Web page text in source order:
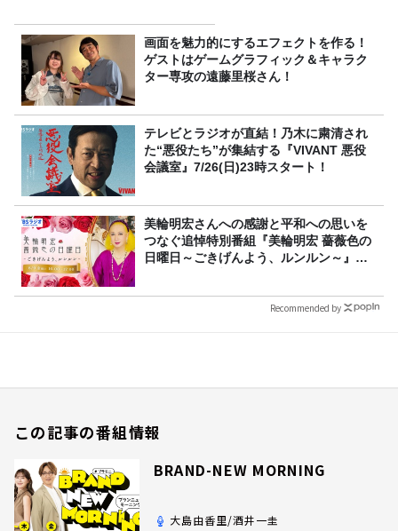
画面を魅力的にするエフェクトを作る！
ゲストはゲームグラフィック＆キャラク
ター専攻の遠藤里桜さん！
テレビとラジオが直結！乃木に粛清され
た“悪役たち”が集結する『VIVANT 悪役
会議室』7/26(日)23時スタート！
美輪明宏さんへの感謝と平和への思いを
つなぐ追悼特別番組『美輪明宏 薔薇色の
日曜日～ごきげんよう、ルンルン～』
Recommended by
この記事の番組情報
BRAND-NEW MORNING
大島由香里/酒井一圭